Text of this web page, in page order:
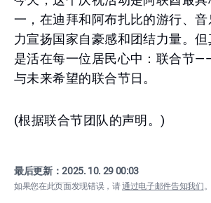
一，在迪拜和阿布扎比的游行、
力宣扬国家自豪感和团结力量。
是活在每一位居民心中：联合节
与未来希望的联合节日。
(根据联合节团队的声明。)
最后更新：2025. 10. 29 00:03
如果您在此页面发现错误，请通过电子邮件告知我们。